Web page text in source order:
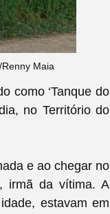
Maia
como ‘Tanque do
no Território do
e ao chegar no
irmã da vítima. A
estavam em